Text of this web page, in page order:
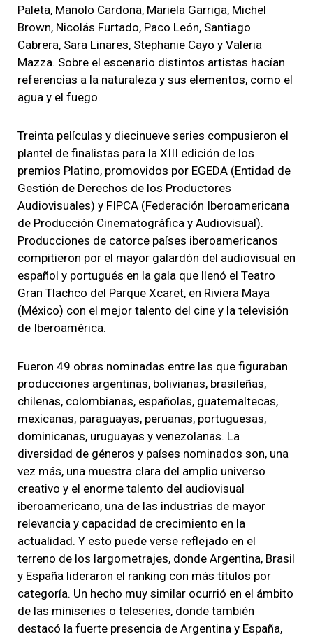
Paleta, Manolo Cardona, Mariela Garriga, Michel
Brown, Nicolás Furtado, Paco León, Santiago
Cabrera, Sara Linares, Stephanie Cayo y Valeria
Mazza. Sobre el escenario distintos artistas hacían
referencias a la naturaleza y sus elementos, como el
agua y el fuego.
Treinta películas y diecinueve series compusieron el
plantel de finalistas para la XIII edición de los
premios Platino, promovidos por EGEDA (Entidad de
Gestión de Derechos de los Productores
Audiovisuales) y FIPCA (Federación Iberoamericana
de Producción Cinematográfica y Audiovisual).
Producciones de catorce países iberoamericanos
compitieron por el mayor galardón del audiovisual en
español y portugués en la gala que llenó el Teatro
Gran Tlachco del Parque Xcaret, en Riviera Maya
(México) con el mejor talento del cine y la televisión
de Iberoamérica.
Fueron 49 obras nominadas entre las que figuraban
producciones argentinas, bolivianas, brasileñas,
chilenas, colombianas, españolas, guatemaltecas,
mexicanas, paraguayas, peruanas, portuguesas,
dominicanas, uruguayas y venezolanas. La
diversidad de géneros y países nominados son, una
vez más, una muestra clara del amplio universo
creativo y el enorme talento del audiovisual
iberoamericano, una de las industrias de mayor
relevancia y capacidad de crecimiento en la
actualidad. Y esto puede verse reflejado en el
terreno de los largometrajes, donde Argentina, Brasil
y España lideraron el ranking con más títulos por
categoría. Un hecho muy similar ocurrió en el ámbito
de las miniseries o teleseries, donde también
destacó la fuerte presencia de Argentina y España,